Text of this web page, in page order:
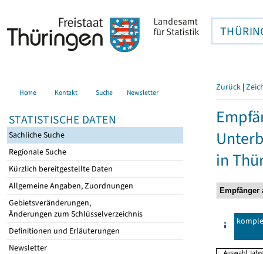
Home Kontakt Suche Newsletter
STATISTISCHE DATEN
Sachliche Suche
Regionale Suche
Kürzlich bereitgestellte Daten
Allgemeine Angaben, Zuordnungen
Gebietsveränderungen,
Änderungen zum Schlüsselverzeichnis
Definitionen und Erläuterungen
Newsletter
Zurück |
in